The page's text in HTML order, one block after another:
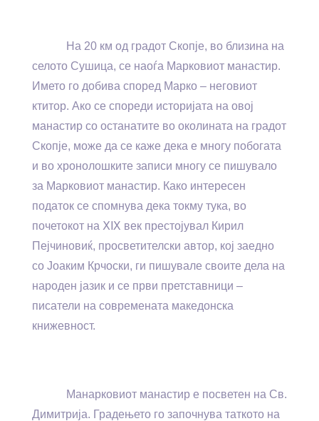
На 20 км од градот Скопје, во близина на
селото Сушица, се наоѓа Марковиот манастир.
Името го добива според Марко – неговиот
ктитор. Ако се спореди историјата на овој
манастир со останатите во околината на градот
Скопје, може да се каже дека е многу побогата
и во хронолошките записи многу се пишувало
за Марковиот манастир. Како интересен
податок се спомнува дека токму тука, во
почетокот на ⅩⅨ век престојувал Кирил
Пејчиновиќ, просветителски автор, кој заедно
со Јоаким Крчоски, ги пишувале своите дела на
народен јазик и се први претставници –
писатели на современата македонска
книжевност.
Манарковиот манастир е посветен на Св.
Димитрија. Градењето го започнува таткото на